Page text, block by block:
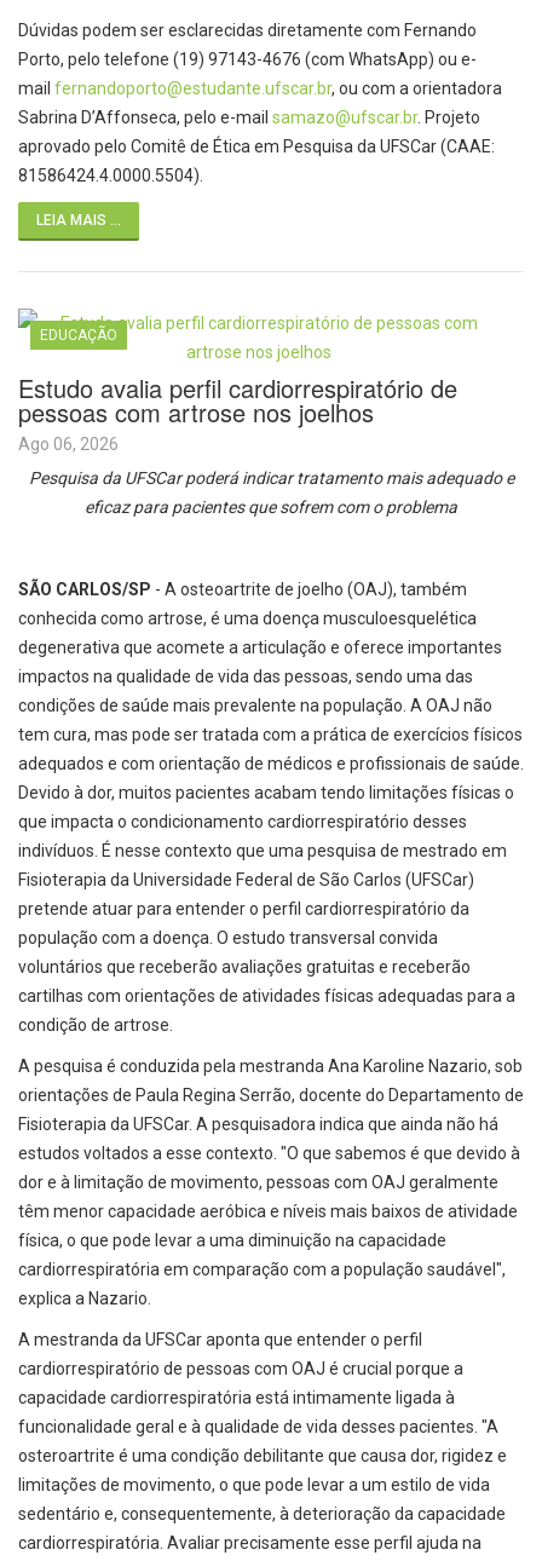
Dúvidas podem ser esclarecidas diretamente com Fernando
Porto, pelo telefone (19) 97143-4676 (com WhatsApp) ou e-
mail fernandoporto@estudante. ufscar.br, ou com a orientadora
Sabrina D’Affonseca, pelo e-mail samazo@ufscar.br. Projeto
aprovado pelo Comitê de Ética em Pesquisa da UFSCar (CAAE:
81586424.4.0000.5504).
LEIA MAIS ...
EDUCAÇÃO
Estudo avalia perfil cardiorrespiratório de
pessoas com artrose nos joelhos
Ago 06, 2026
Pesquisa da UFSCar poderá indicar tratamento mais adequado e
eficaz para pacientes que sofrem com o problema
SÃO CARLOS/SP - A osteoartrite de joelho (OAJ), também
conhecida como artrose, é uma doença musculoesquelética
degenerativa que acomete a articulação e oferece importantes
impactos na qualidade de vida das pessoas, sendo uma das
condições de saúde mais prevalente na população. A OAJ não
tem cura, mas pode ser tratada com a prática de exercícios físicos
adequados e com orientação de médicos e profissionais de saúde.
Devido à dor, muitos pacientes acabam tendo limitações físicas o
que impacta o condicionamento cardiorrespiratório desses
indivíduos. É nesse contexto que uma pesquisa de mestrado em
Fisioterapia da Universidade Federal de São Carlos (UFSCar)
pretende atuar para entender o perfil cardiorrespiratório da
população com a doença. O estudo transversal convida
voluntários que receberão avaliações gratuitas e receberão
cartilhas com orientações de atividades físicas adequadas para a
condição de artrose.
A pesquisa é conduzida pela mestranda Ana Karoline Nazario, sob
orientações de Paula Regina Serrão, docente do Departamento de
Fisioterapia da UFSCar. A pesquisadora indica que ainda não há
estudos voltados a esse contexto. "O que sabemos é que devido à
dor e à limitação de movimento, pessoas com OAJ geralmente
têm menor capacidade aeróbica e níveis mais baixos de atividade
física, o que pode levar a uma diminuição na capacidade
cardiorrespiratória em comparação com a população saudável",
explica a Nazario.
A mestranda da UFSCar aponta que entender o perfil
cardiorrespiratório de pessoas com OAJ é crucial porque a
capacidade cardiorrespiratória está intimamente ligada à
funcionalidade geral e à qualidade de vida desses pacientes. "A
osteroartrite é uma condição debilitante que causa dor, rigidez e
limitações de movimento, o que pode levar a um estilo de vida
sedentário e, consequentemente, à deterioração da capacidade
cardiorrespiratória. Avaliar precisamente esse perfil ajuda na